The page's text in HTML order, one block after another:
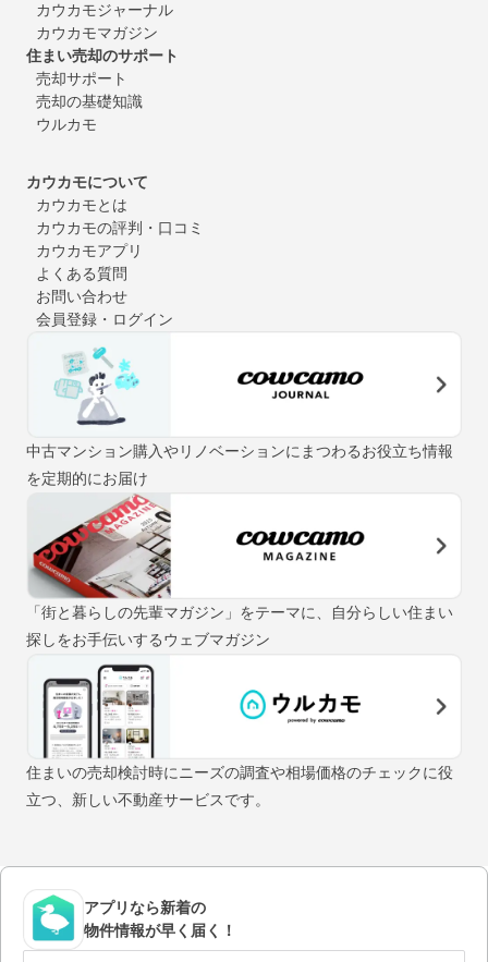
カウカモジャーナル
カウカモマガジン
住まい売却のサポート
売却サポート
売却の基礎知識
ウルカモ
カウカモについて
カウカモとは
カウカモの評判・口コミ
カウカモアプリ
よくある質問
お問い合わせ
会員登録・ログイン
中古マンション購入やリノベーションにまつわるお役立ち情報
を定期的にお届け
「街と暮らしの先輩マガジン」をテーマに、自分らしい住まい
探しをお手伝いするウェブマガジン
住まいの売却検討時にニーズの調査や相場価格のチェックに役
立つ、新しい不動産サービスです。
アプリなら新着の
物件情報が早く届く！